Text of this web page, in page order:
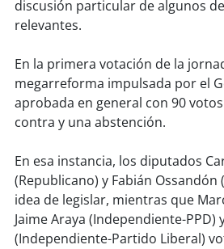
soysanantonio
soychillán
soysancarlos
soy talcahuano
soyconcepción
discusión particular de algunos
relevantes.
En la primera votación de la
megarreforma impulsada por el
aprobada en general con 90
contra y una abstención.
En esa instancia, los diputados
(Republicano) y Fabián Ossandón
idea de legislar, mientras que
Jaime Araya (Independiente-PPD)
(Independiente-Partido Liberal)